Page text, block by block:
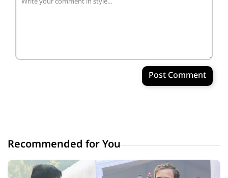
Post Comment
Recommended for You